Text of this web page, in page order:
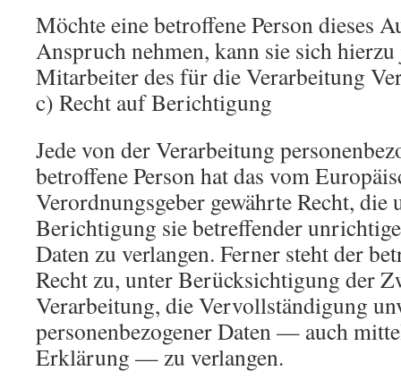
Möchte eine betroffene Person dieses
Anspruch nehmen, kann sie sich
Mitarbeiter des für die Verarbeitung
c) Recht auf Berichtigung
Jede von der Verarbeitung
betroffene Person hat das vom
Verordnungsgeber gewährte Recht, die
Berichtigung sie betreffender
Daten zu verlangen. Ferner steht der
Recht zu, unter Berücksichtigung der
Verarbeitung, die Vervollständigung
personenbezogener Daten — auch
Erklärung — zu verlangen.